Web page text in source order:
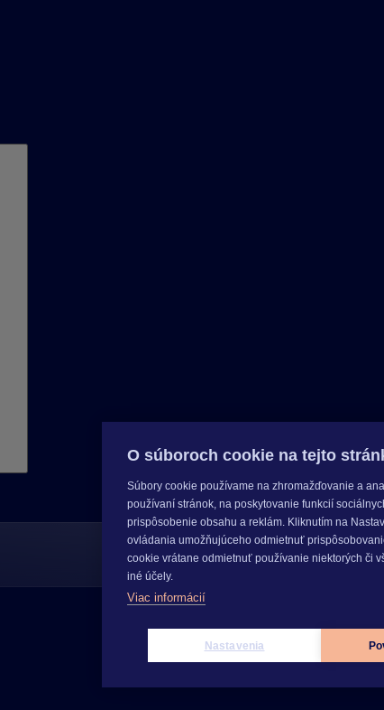
O súboroch cookie na tejto
Súbory cookie používame na zhromažďovanie a
používaní stránok, na poskytovanie funkcií
prispôsobenie obsahu a reklám. Kliknutím na
ovládania umožňujúceho odmietnuť
cookie vrátane odmietnuť používanie niektorých či
iné účely.
Viac informácií
Nastavenia